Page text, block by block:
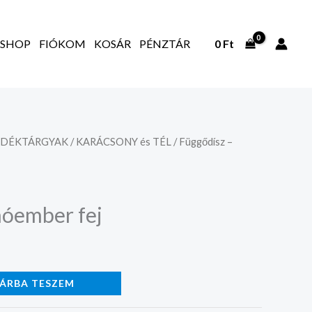
FIÓKOM KOSÁR PÉNZTÁR 0 Ft
/KARÁCSONY és TÉL / Függődísz –
fej
TESZEM